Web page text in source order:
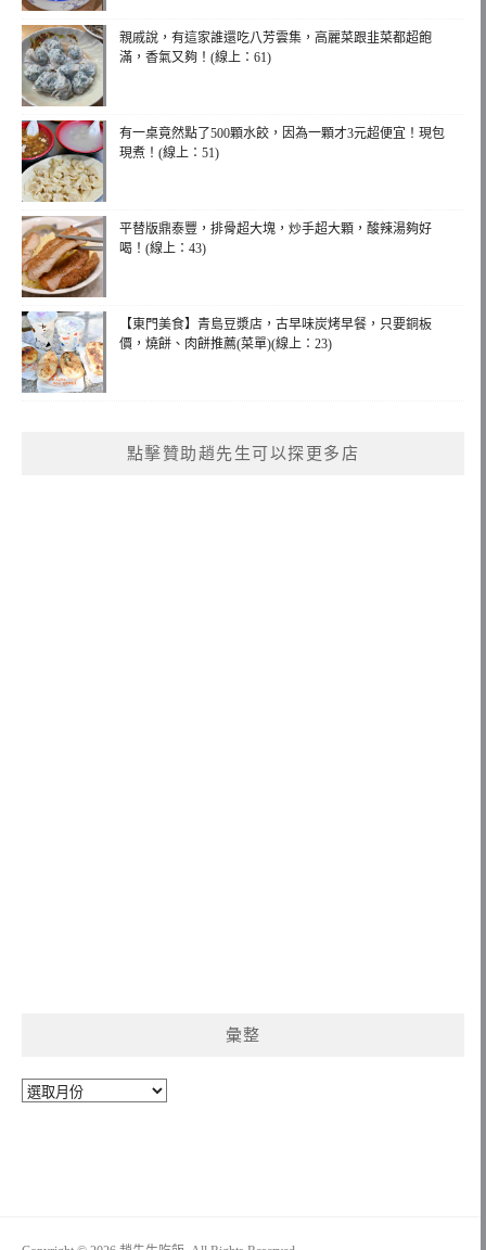
親戚說，有這家誰還吃八芳雲集，高麗菜跟韭菜都超飽
滿，香氣又夠！(線上：61)
有一桌竟然點了500顆水餃，因為一顆才3元超便宜！現包
現煮！(線上：51)
平替版鼎泰豐，排骨超大塊，炒手超大顆，酸辣湯夠好
喝！(線上：43)
【東門美食】青島豆漿店，古早味炭烤早餐，只要銅板
價，燒餅、肉餅推薦(菜單)(線上：23)
點擊贊助趙先生可以探更多店
彙整
彙